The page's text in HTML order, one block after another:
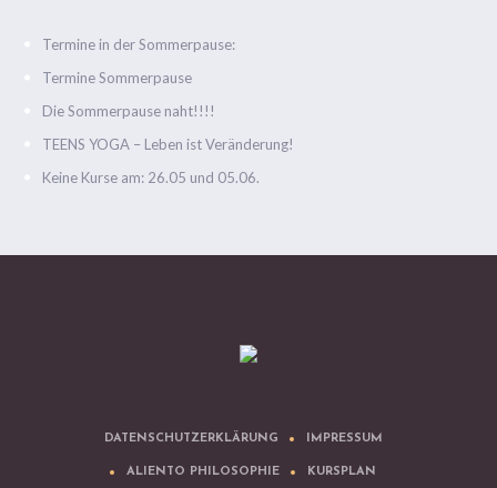
Termine in der Sommerpause:
Termine Sommerpause
Die Sommerpause naht!!!!
TEENS YOGA – Leben ist Veränderung!
Keine Kurse am: 26.05 und 05.06.
DATENSCHUTZERKLÄRUNG IMPRESSUM
ALIENTO PHILOSOPHIE KURSPLAN